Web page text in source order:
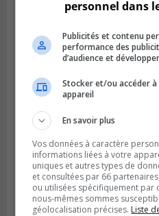
Publié le 3 août 2026 à 14h47
Le Livre bleu
Longueuil
personnel dans
Publicités et contenu
performance des
d’audience et
Stocker et/ou accéder
appareil
En savoir plus
Vos données à caractère
informations liées à votre
uniques et autres types de
et consultées par 66
ou utilisées spécifiquement par
nous-mêmes sommes
géolocalisation précises. Liste